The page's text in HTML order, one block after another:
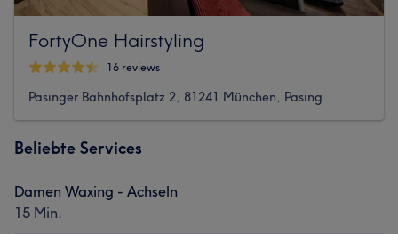
FortyOne Hairstyling
16 reviews
Pasinger Bahnhofsplatz 2, 81241 München, Pasing
Beliebte Services
Damen Waxing - Achseln
15 Min.